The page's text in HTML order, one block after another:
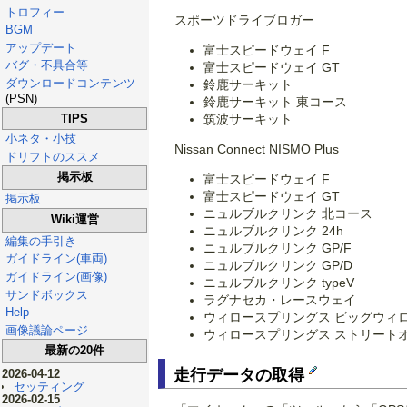
トロフィー
BGM
アップデート
バグ・不具合等
ダウンロードコンテンツ
(PSN)
TIPS
小ネタ・小技
ドリフトのススメ
掲示板
掲示板
Wiki運営
編集の手引き
ガイドライン(車両)
ガイドライン(画像)
サンドボックス
Help
画像議論ページ
最新の20件
2026-04-12
セッティング
2026-02-15
スポーツドライブロガー
富士スピードウェイ F
富士スピードウェイ GT
鈴鹿サーキット
鈴鹿サーキット 東コース
筑波サーキット
Nissan Connect NISMO Plus
富士スピードウェイ F
富士スピードウェイ GT
ニュルブルクリンク 北コース
ニュルブルクリンク 24h
ニュルブルクリンク GP/F
ニュルブルクリンク GP/D
ニュルブルクリンク typeV
ラグナセカ・レースウェイ
ウィロースプリングス ビッグウィ
ウィロースプリングス ストリート
走行データの取得